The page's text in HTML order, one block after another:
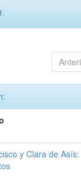
y Clara de Asís: